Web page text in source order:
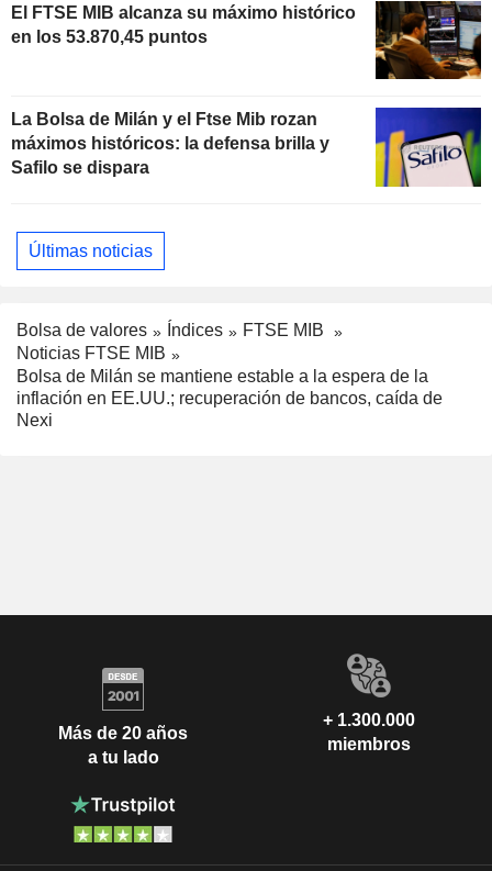
El FTSE MIB alcanza su máximo histórico
en los 53.870,45 puntos
La Bolsa de Milán y el Ftse Mib rozan
máximos históricos: la defensa brilla y
Safilo se dispara
Últimas noticias
Bolsa de valores Índices
FTSE MIB
Noticias FTSE MIB
Bolsa de Milán se mantiene estable a la espera de la
inflación en EE.UU.; recuperación de bancos, caída de
Nexi
Más de 20 años
a tu lado
+ 1.300.000
miembros